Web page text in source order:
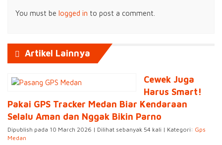
You must be logged in to post a comment.
Artikel Lainnya
Cewek Juga
Harus Smart!
Pakai GPS Tracker Medan Biar Kendaraan
Selalu Aman dan Nggak Bikin Parno
Dipublish pada 10 March 2026 | Dilihat sebanyak 54 kali | Kategori: Gps
Medan